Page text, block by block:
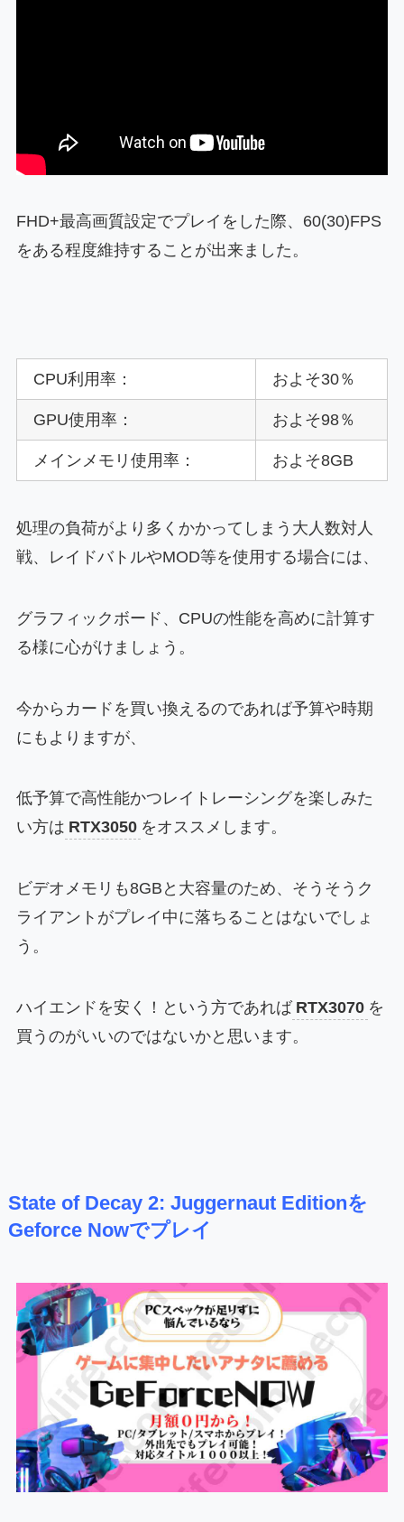
FHD+最高画質設定でプレイをした際、60(30)FPS
をある程度維持することが出来ました。
CPU利用率： およそ30％
GPU使用率： およそ98％
メインメモリ使用率： およそ8GB
処理の負荷がより多くかかってしまう大人数対人
戦、レイドバトルやMOD等を使用する場合には、
グラフィックボード、CPUの性能を高めに計算す
る様に心がけましょう。
今からカードを買い換えるのであれば予算や時期
にもよりますが、
低予算で高性能かつレイトレーシングを楽しみた
い方は RTX3050 をオススメします。
ビデオメモリも8GBと大容量のため、そうそうク
ライアントがプレイ中に落ちることはないでしょ
う。
ハイエンドを安く！という方であれば RTX3070 を
買うのがいいのではないかと思います。
State of Decay 2: Juggernaut Editionを
Geforce Nowでプレイ